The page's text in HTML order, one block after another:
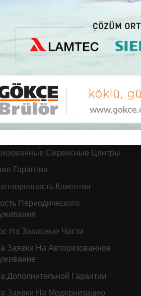
обслуживание
На Авторизованное
Сервисные Центры
Гарантии
Клиентов
Периодического
На Запасные Части
Заявки На Авторизованное
Дополнительной Гарантии
Заявки На Модернизацию